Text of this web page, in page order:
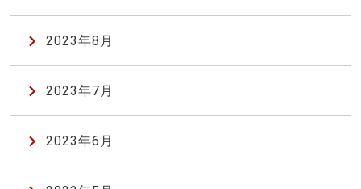
2023年8月
2023年7月
2023年6月